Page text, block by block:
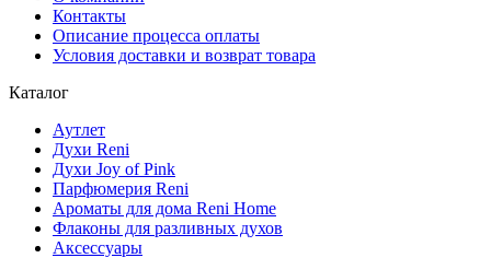
Контакты
Описание процесса оплаты
Условия доставки и возврат товара
Каталог
Аутлет
Духи Reni
Духи Joy of Pink
Парфюмерия Reni
Ароматы для дома Reni Home
Флаконы для разливных духов
Аксессуары